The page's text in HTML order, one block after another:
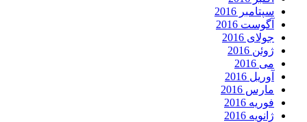
سپتامبر 2016
آگوست 2016
جولای 2016
ژوئن 2016
می 2016
آوریل 2016
مارس 2016
فوریه 2016
ژانویه 2016